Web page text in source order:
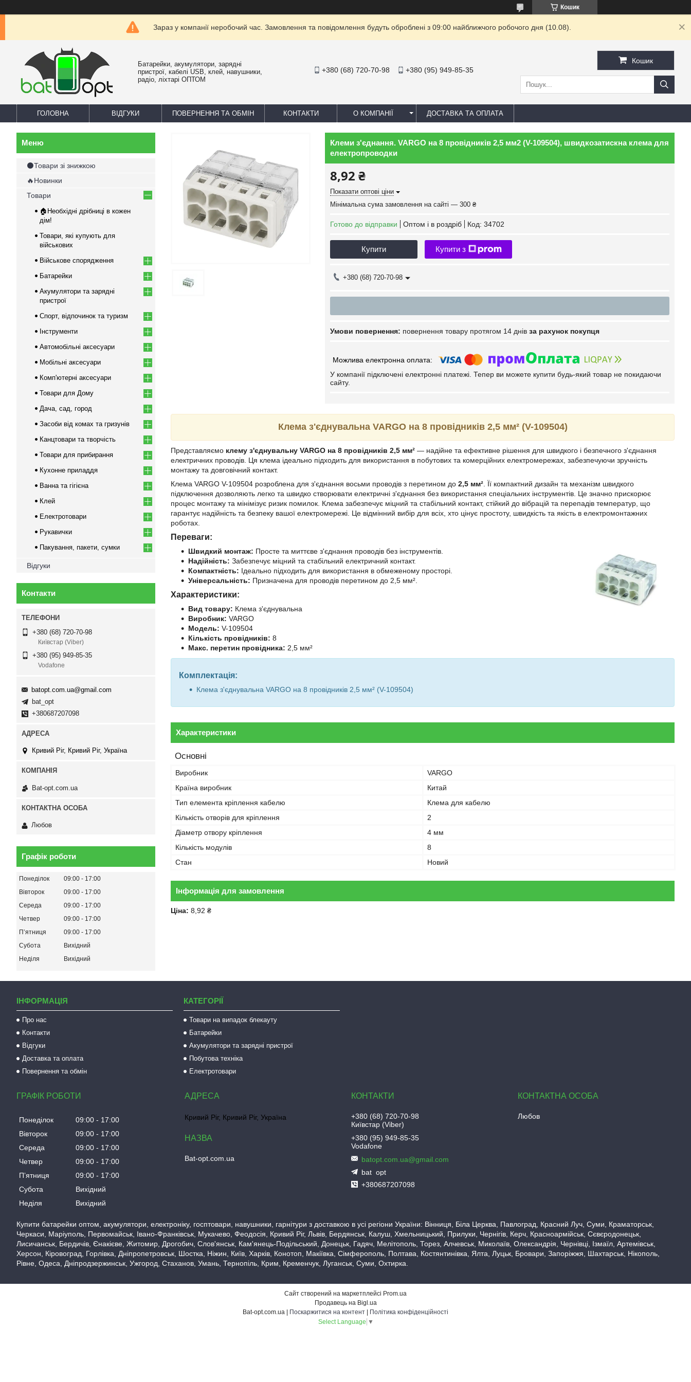
Кошик
Зараз у компанії неробочий час. Замовлення та повідомлення будуть оброблені з 09:00 найближчого робочого дня (10.08).
Батарейки, акумулятори, зарядні
пристрої, кабелі USB, клей, навушники,
радіо, ліхтарі ОПТОМ
+380 (68) 720-70-98 +380 (95) 949-85-35
Кошик
ГОЛОВНА ВІДГУКИ ПОВЕРНЕННЯ ТА ОБМІН КОНТАКТИ О КОМПАНІЇ ДОСТАВКА ТА ОПЛАТА
Клеми з'єднання. VARGO на 8 провідників 2,5 мм2 (V-109504), швидкозатискна клема для
електропроводки
8,92 ₴
Показати оптові ціни
Мінімальна сума замовлення на сайті — 300 ₴
Готово до відправки Оптом і в роздріб Код: 34702
Купити Купити з
+380 (68) 720-70-98
повернення товару протягом 14 днів за рахунок покупця
У компанії підключені електронні платежі. Тепер ви можете купити будь-який товар не покидаючи
сайту.
Клема з'єднувальна VARGO на 8 провідників 2,5 мм² (V-109504)
Представляємо клему з'єднувальну VARGO на 8 провідників 2,5 мм² — надійне та ефективне рішення для швидкого і безпечного з'єднання
електричних проводів. Ця клема ідеально підходить для використання в побутових та комерційних електромережах, забезпечуючи зручність
монтажу та довговічний контакт.
Клема VARGO V-109504 розроблена для з'єднання восьми проводів з перетином до 2,5 мм² . Її компактний дизайн та механізм швидкого
підключення дозволяють легко та швидко створювати електричні з'єднання без використання спеціальних інструментів. Це значно прискорює
процес монтажу та мінімізує ризик помилок. Клема забезпечує міцний та стабільний контакт, стійкий до вібрацій та перепадів температур, що
гарантує надійність та безпеку вашої електромережі. Це відмінний вибір для всіх, хто цінує простоту, швидкість та якість в електромонтажних
роботах.
Переваги:
Швидкий монтаж: Просте та миттєве з'єднання проводів без інструментів.
Надійність: Забезпечує міцний та стабільний електричний контакт.
Компактність: Ідеально підходить для використання в обмеженому просторі.
Універсальність: Призначена для проводів перетином до 2,5 мм².
Характеристики:
Вид товару: Клема з'єднувальна
Виробник: VARGO
Модель: V-109504
Кількість провідників: 8
Макс. перетин провідника: 2,5 мм²
Комплектація:
Клема з'єднувальна VARGO на 8 провідників 2,5 мм² (V-109504)
Характеристики
Основні
Виробник
VARGO
Країна виробник
Китай
Тип елемента кріплення кабелю
Клема для кабелю
Кількість отворів для кріплення
2
Діаметр отвору кріплення
4 мм
Кількість модулів
8
Стан
Новий
Інформація для замовлення
Ціна: 8,92 ₴
⚫Товари зі знижкою
🔥Новинки
Товари
🏠Необхідні дрібниці в кожен
дім!
Товари, які купують для
військових
Військове спорядження
Батарейки
Акумулятори та зарядні
пристрої
Спорт, відпочинок та туризм
Інструменти
Автомобільні аксесуари
Мобільні аксесуари
Комп'ютерні аксесуари
Товари для Дому
Дача, сад, город
Засоби від комах та гризунів
Канцтовари та творчість
Товари для прибирання
Кухонне приладдя
Ванна та гігієна
Клей
Електротовари
Рукавички
Пакування, пакети, сумки
Відгуки
Контакти
+380 (68) 720-70-98
Київстар (Viber)
+380 (95) 949-85-35
Vodafone
batopt.com.ua@gmail.com
bat_opt
+380687207098
Кривий Ріг, Кривий Ріг, Україна
Bat-opt.com.ua
Любов
Графік роботи
Понеділок 09:00
17:00
Вівторок
09:00
17:00
Середа
09:00
17:00
Четвер
09:00
17:00
Пʼятниця
09:00
17:00
Субота
Вихідний
Неділя
Вихідний
ІНФОРМАЦІЯ
Про нас
Контакти
Відгуки
Доставка та оплата
Повернення та обмін
КАТЕГОРІЇ
Товари на випадок блекауту
Батарейки
Акумулятори та зарядні пристрої
Побутова техніка
Електротовари
ГРАФІК РОБОТИ
Понеділок 09:00
17:00
Вівторок
09:00
17:00
Середа
09:00
17:00
Четвер
09:00
17:00
Пʼятниця
09:00
17:00
Субота
Вихідний
Неділя
Вихідний
Кривий Ріг, Кривий Ріг, Україна
Bat-opt.com.ua
+380 (68) 720-70-98
Київстар (Viber)
+380 (95) 949-85-35
Vodafone
batopt.com.ua@gmail.com
bat_opt
+380687207098
Любов
Купити батарейки оптом, акумулятори, електроніку, госптовари, навушники, гарнітури з доставкою в усі регіони України: Вінниця, Біла Церква, Павлоград, Красний Луч, Суми, Краматорськ,
Черкаси, Маріуполь, Первомайськ, Івано-Франківськ, Мукачево, Феодосія, Кривий Ріг, Львів, Бердянськ, Калуш, Хмельницький, Прилуки, Чернігів, Керч, Красноармійськ, Сєвєродонецьк,
Лисичанськ, Бердичів, Єнакієве, Житомир, Дрогобич, Слов'янськ, Кам'янець-Подільський, Донецьк, Гадяч, Мелітополь, Торез, Алчевськ, Миколаїв, Олександрія, Чернівці, Ізмаїл, Артемівськ,
Херсон, Кіровоград, Горлівка, Дніпропетровськ, Шостка, Ніжин, Київ, Харків, Конотоп, Макіївка, Сімферополь, Полтава, Костянтинівка, Ялта, Луцьк, Бровари, Запоріжжя, Шахтарськ, Нікополь,
Рівне, Одеса, Дніпродзержинськ, Ужгород, Стаханов, Умань, Тернопіль, Крим, Кременчук, Луганськ, Суми, Охтирка.
Сайт створений на маркетплейсі Prom.ua
Продавець на Bigl.ua
Поскаржитися на контент
Політика конфіденційності
Select Language ▼